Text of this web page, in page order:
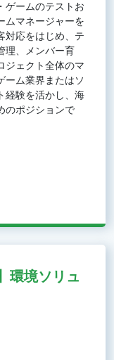
ゲームのテストお
ムマネージャーを
対応をはじめ、テ
理、メンバー育
ジェクト全体のマ
ーム業界またはソ
経験を活かし、海
のポジションで
環境ソリュ